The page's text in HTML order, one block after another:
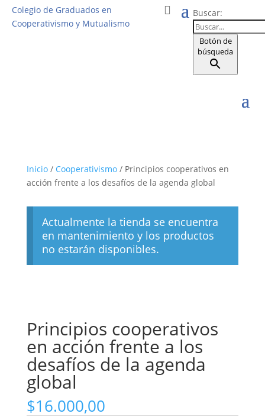
Colegio de Graduados en
Cooperativismo y Mutualismo
Buscar:
Botón de
búsqueda
Inicio/ Cooperativismo/ Principios cooperativos en
acción frente a los desafíos de la agenda global
Actualmente la tienda se encuentra
en mantenimiento y los productos
no estarán disponibles.
Principios cooperativos
en acción frente a los
desafíos de la agenda
global
$16.000,00